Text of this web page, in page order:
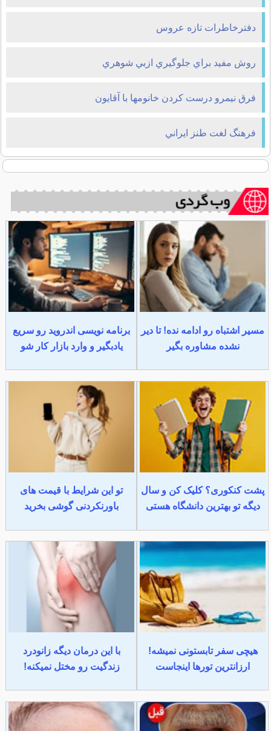
دفترخاطرات تازه عروس
روش مفيد براي جلوگيري ازبي شوهري
فرق نیمرو درست كردن خانومها با آقایون
فرهنگ لغت طنز ايراني
مسیر اشتباه رو ادامه نده! تا دیر
نشده مشاوره بگیر
برنامه نویسی اندروید رو سریع
یادبگیر و وارد بازار کار شو
پشت کنکوری؟ کلیک کن و سال
دیگه تو بهترین دانشگاه هستی
تو این شرایط با قیمت های
باورنکردنی گوشی بخرید
هیچی سفر تابستونی نمیشه!
ارزانترین تورها اینجاست
با این درمان دیگه زانودرد
زندگیت رو مختل نمیکنه!